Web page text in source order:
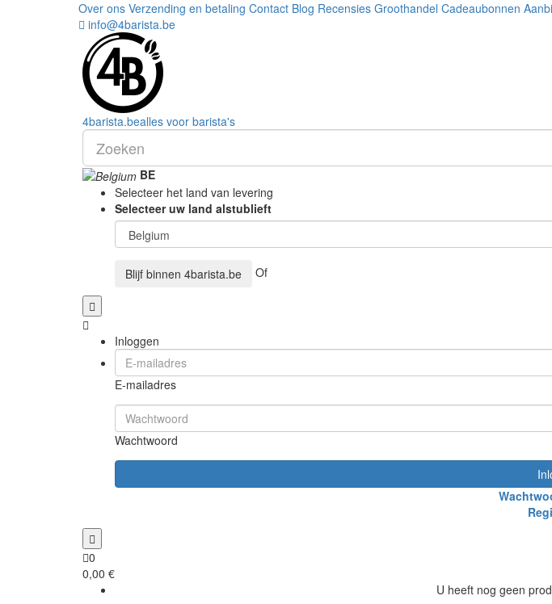
Over ons Verzending en betaling Contact Blog Recensies Groothandel Cadeaubonnen
info@4barista.be
4barista.bealles voor barista's
BE
Selecteer het land van levering
Selecteer uw land alstublieft
Blijf binnen 4barista.be Of
Inloggen
E-mailadres
Wachtwoord
0
0,00 €
U heeft nog geen